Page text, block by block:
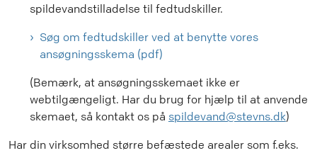
spildevandstilladelse til fedtudskiller.
Søg om fedtudskiller ved at benytte vores
ansøgningsskema (pdf)
(Bemærk, at ansøgningsskemaet ikke er
webtilgængeligt. Har du brug for hjælp til at anvende
skemaet, så kontakt os på spildevand@stevns.dk)
Har din virksomhed større befæstede arealer som f.eks.